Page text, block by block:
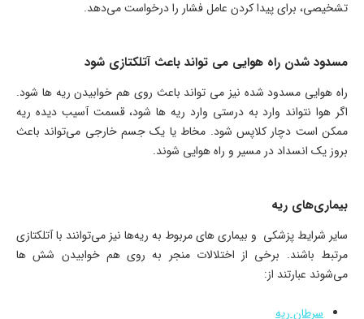
تشخیصی، برای پیدا کردن عامل فشار را درخواست می‌دهد.
مسدود شدن راه هوایی می تواند باعث آتلکتازی شود
راه هوایی مسدود شده نیز می تواند باعث روی هم خوابیدن ریه ها شود.
اگر هوا نتواند وارد به درستی وارد ریه ها شود، قسمت آسیب دیده ریه
ممکن است دچار کلاپس شود. مخاط یا یک جسم خارجی می‌تواند باعث
بروز یک انسداد در مسیر و راه هوایی شوند.
بیماری‌های ریه
سایر شرایط پزشکی و بیماری های مربوط به ریه‌ها نیز می‌توانند با آتلکتازی
مرتبط باشند. برخی از اختلالات منجر به روی هم خوابیدن شش ها
می‌شوند عبارتند از:
سرطان ریه